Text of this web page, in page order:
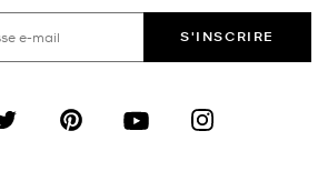
S'INSCRIRE
us on Twitter
Visit us on PinterestVisit us on YouTube
Visit us on